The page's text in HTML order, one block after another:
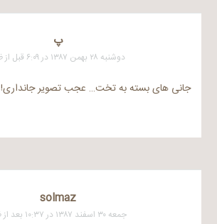
پ
دوشنبه ۲۸ بهمن ۱۳۸۷ در ۶:۰۹ قبل از ظهر
جانی های بسته به تخت… عجب تصویر جانداری!
solmaz
جمعه ۳۰ اسفند ۱۳۸۷ در ۱۰:۳۷ بعد از ظهر